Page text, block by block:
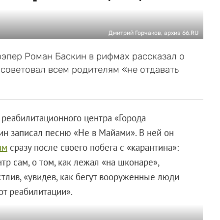
Дмитрий Горчаков, архив 66.RU
Роман Баскин в рифмах рассказал о
всем родителям «не отдавать
центра «Города
записал песню «Не в Майами». В ней он
сразу после своего побега с «карантина»:
сам, о том, как лежал «на шконаре»,
«увидев, как бегут вооруженные люди
реабилитации».